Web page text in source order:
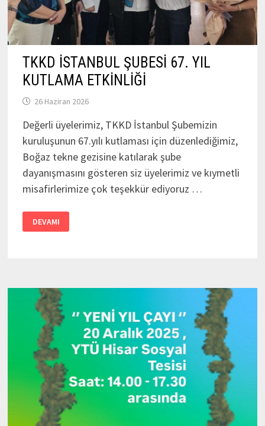
TKKD İSTANBUL ŞUBESİ 67. YIL
KUTLAMA ETKİNLİĞİ
26 Haziran 2026
Değerli üyelerimiz, TKKD İstanbul Şubemizin
kuruluşunun 67.yılı kutlaması için düzenlediğimiz,
Boğaz tekne gezisine katılarak şube
dayanışmasını gösteren siz üyelerimiz ve kıymetli
misafirlerimize çok teşekkür ediyoruz …
İSTANBUL
ŞUBESİ
DEVAMI